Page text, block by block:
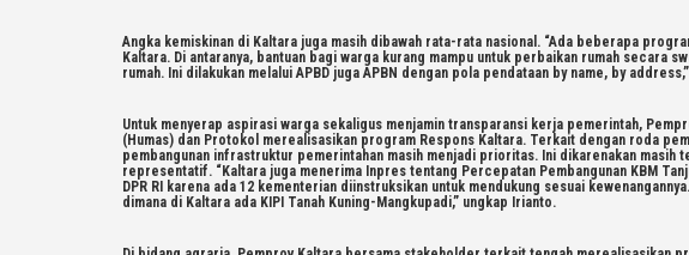
Angka kemiskinan di Kaltara juga masih dibawah rata-rata nasional. “Ada beberapa
Kaltara. Di antaranya, bantuan bagi warga kurang mampu untuk perbaikan rumah secara
rumah. Ini dilakukan melalui APBD juga APBN dengan pola pendataan by name, by
Untuk menyerap aspirasi warga sekaligus menjamin transparansi kerja pemerintah,
(Humas) dan Protokol merealisasikan program Respons Kaltara. Terkait dengan roda
pembangunan infrastruktur pemerintahan masih menjadi prioritas. Ini dikarenakan masih
representatif. “Kaltara juga menerima Inpres tentang Percepatan Pembangunan KBM
DPR RI karena ada 12 kementerian diinstruksikan untuk mendukung sesuai
dimana di Kaltara ada KIPI Tanah Kuning-Mangkupadi,” ungkap Irianto.